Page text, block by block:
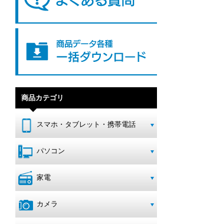
商品カテゴリ
スマホ・タブレット・携帯電話
パソコン
家電
カメラ